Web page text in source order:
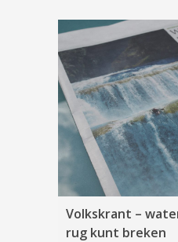
Volkskrant –
rug kunt breken